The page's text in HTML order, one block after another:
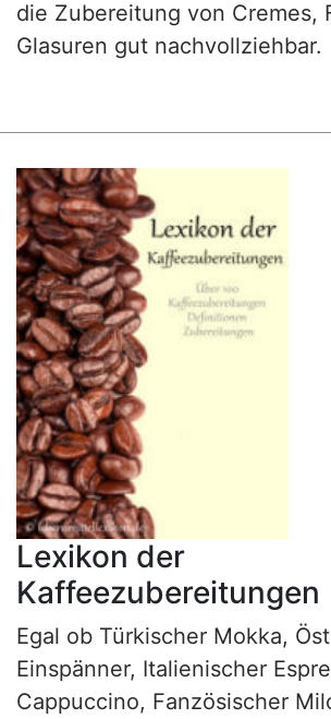
die Zubereitung von Cremes,
Glasuren gut nachvollziehbar.
Lexikon der
Kaffeezubereitungen
Egal ob Türkischer Mokka,
Einspänner, Italienischer
Cappuccino, Fanzösischer